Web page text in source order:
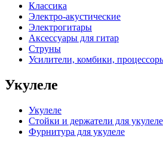
Классика
Электро-акустические
Электрогитары
Аксессуары для гитар
Струны
Усилители, комбики,
Укулеле
Укулеле
Стойки и держатели для укулеле
Фурнитура для укулеле